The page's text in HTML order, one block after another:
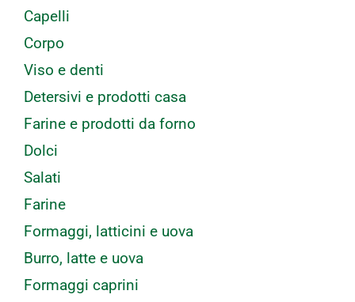
Capelli
Corpo
Viso e denti
Detersivi e prodotti casa
Farine e prodotti da forno
Dolci
Salati
Farine
Formaggi, latticini e uova
Burro, latte e uova
Formaggi caprini